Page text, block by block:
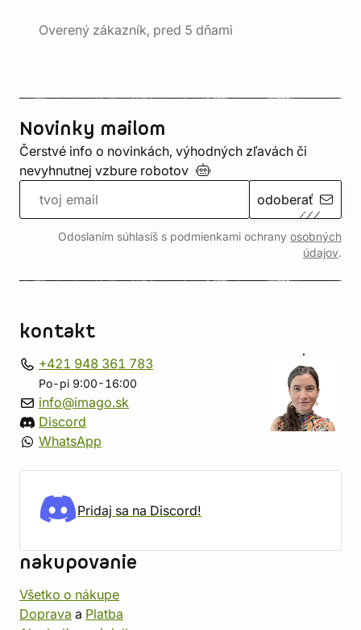
Overený zákazník, pred 5 dňami
Novinky mailom
Čerstvé info o novinkách, výhodných zľavách či
nevyhnutnej vzbure robotov
odoberať
Odoslaním súhlasíš s podmienkami ochrany osobných
údajov.
kontakt
+421 948 361 783
Po-pi 9:00-16:00
info@imago.sk
Discord
WhatsApp
Pridaj sa na Discord!
nakupovanie
Všetko o nákupe
Doprava a Platba